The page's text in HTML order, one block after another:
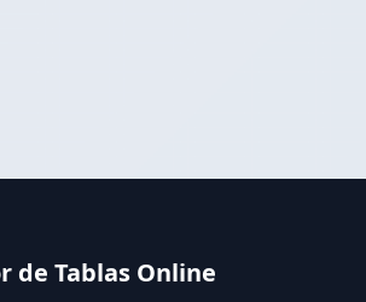
de Tablas Online